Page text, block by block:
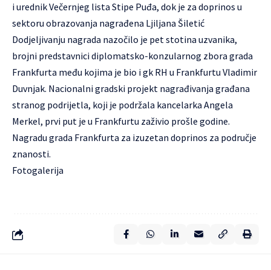
i urednik Večernjeg lista Stipe Puđa, dok je za doprinos u
sektoru obrazovanja nagrađena Ljiljana Šiletić
Dodjeljivanju nagrada nazočilo je pet stotina uzvanika,
brojni predstavnici diplomatsko-konzularnog zbora grada
Frankfurta među kojima je bio i gk RH u Frankfurtu Vladimir
Duvnjak. Nacionalni gradski projekt nagrađivanja građana
stranog podrijetla, koji je podržala kancelarka Angela
Merkel, prvi put je u Frankfurtu zaživio prošle godine.
Nagradu grada Frankfurta za izuzetan doprinos za područje
znanosti.
Fotogalerija